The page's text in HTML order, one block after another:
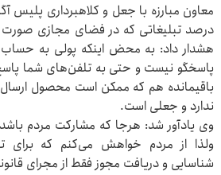
درصد تبلیغاتی که در فضای مجازی صورت
هشدار داد: به محض اینکه پولی به حساب
باقیمانده هم که ممکن است محصول ارسال
ندارد و جعلی است.
وی یادآور شد: هرجا که مشارکت مردم
ولذا از مردم خواهش می‌کنم که برای
شناسایی و دریافت مجوز فقط از مجرای